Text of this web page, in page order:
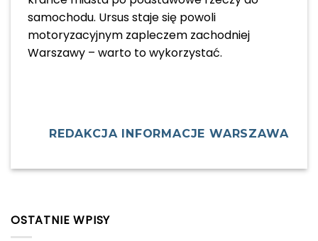
samochodu. Ursus staje się powoli
motoryzacyjnym zapleczem zachodniej
Warszawy – warto to wykorzystać.
REDAKCJA INFORMACJE WARSZAWA
OSTATNIE WPISY